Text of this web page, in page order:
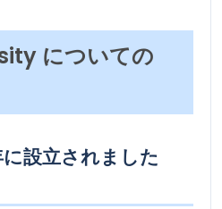
についての
設立されました